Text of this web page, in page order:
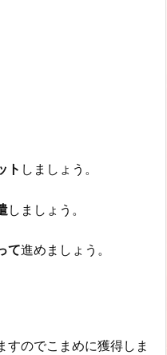
ト しましょう。
しましょう。
て進めましょう。
すのでこまめに獲得しま